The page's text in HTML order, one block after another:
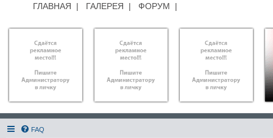
ГЛАВНАЯ | ГАЛЕРЕЯ | ФОРУМ |
FAQ